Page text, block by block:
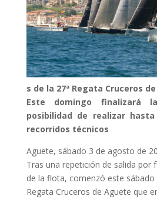
s de la 27ª Regata Cruceros
Este domingo finalizará
posibilidad de realizar
recorridos técnicos
Aguete, sábado 3 de agosto de
Tras una repetición de salida por
de la flota, comenzó este sábado
Regata Cruceros de Aguete que